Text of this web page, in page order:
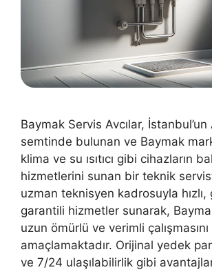
Baymak Servis Avcılar, İstanbul’un
semtinde bulunan ve Baymak
klima ve su ısıtıcı gibi cihazların
hizmetlerini sunan bir teknik
uzman teknisyen kadrosuyla hızlı,
garantili hizmetler sunarak,
uzun ömürlü ve verimli çalışmasını
amaçlamaktadır. Orijinal yedek
ve 7/24 ulaşılabilirlik gibi